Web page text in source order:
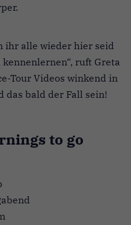
ihr alle wieder hier seid
ruft Greta
Tour Videos winkend in
das bald der Fall sein!
to go